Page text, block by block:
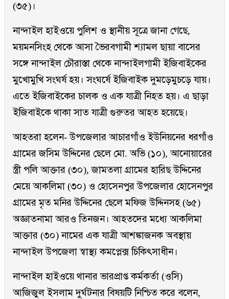
(৩৫)।
নান্দাইল হাইওয়ে পুলিশ ও স্থানীয় সূত্রে জানা গেছে,
ময়মনসিংহ থেকে আসা ভৈরবগামী শ্যামল ছায়া বাসের
সঙ্গে নান্দাইল চৌরাস্তা থেকে নান্দাইলগামী ইজিবাইকের
মুখোমুখি সংঘর্ষ হয়। সংঘর্ষে ইজিবাইক দুমড়েমুচড়ে যায়।
এতে ইজিবাইকের চালক ও এক যাত্রী নিহত হয়। এ ছাড়া
ইজিবাইকে থাকা সাত যাত্রী গুরুতর আহত হয়েছে।
আহতরা হলেন- উপজেলার আচারগাঁও ইউনিয়নের ধরগাঁও
গ্রামের জসিম উদ্দিনের ছেলে মো. অভি (১০), আনোয়ারের
স্ত্রী পলি আক্তার (৩০), জামতলা গ্রামের হারিছ উদ্দিনের
মেয়ে আকলিমা (৩০) ও হোসেনপুর উপজেলার হোসেনপুর
গ্রামের মৃত মনির উদ্দিনের ছেলে মফিজ উদ্দিনসহ (৬৫)
অজ্ঞাতনামা আরও তিনজন। আহতদের মধ্যে আকলিমা
আক্তার (৩০) নামের এক যাত্রী আশঙ্কাজনক অবস্থায়
নান্দাইল উপজেলা স্বাস্থ্য কমপ্লেক্স চিকিৎসাধীন।
নান্দাইল হাইওয়ে থানার ভারপ্রাপ্ত কর্মকর্তা (ওসি)
আজিজুল ইসলাম দুর্ঘটনার বিষয়টি নিশ্চিত করে বলেন,